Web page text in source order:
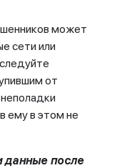
может
сети или
от
ему в этом не
после